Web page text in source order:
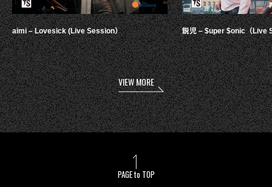
aimi – Lovesick (Live Session） 鋭児 – $uper $onic（Live
VIEW MORE
PAGE to TOP